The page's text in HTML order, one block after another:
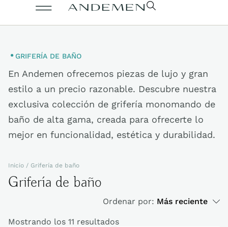
GRIFERÍA DE BAÑO
En Andemen ofrecemos piezas de lujo y gran
estilo a un precio razonable. Descubre nuestra
exclusiva colección de grifería monomando de
baño de alta gama, creada para ofrecerte lo
mejor en funcionalidad, estética y durabilidad.
Inicio / Grifería de baño
Grifería de baño
Ordenar por: Más reciente
Mostrando los 11 resultados